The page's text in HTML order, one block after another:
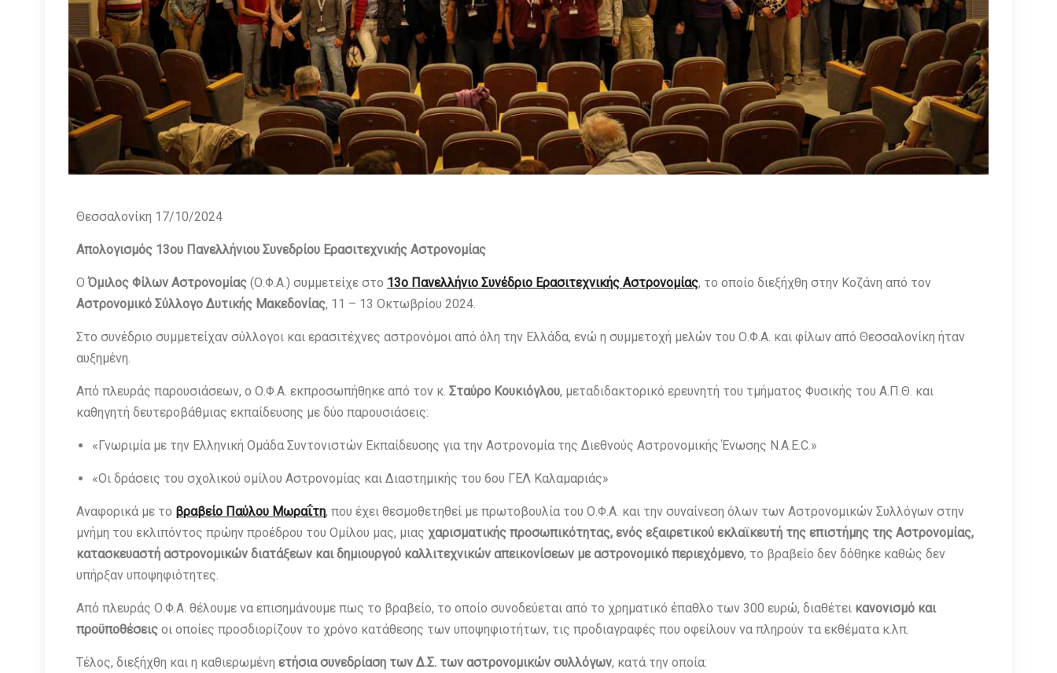
Θεσσαλονίκη 17/10/2024
Απολογισμός 13ου Πανελλήνιου Συνεδρίου Ερασιτεχνικής Αστρονομίας
Ο Όμιλος Φίλων Αστρονομίας (Ο.Φ.Α.) συμμετείχε στο 13ο Πανελλήνιο Συνέδριο Ερασιτεχνικής Αστρονομίας, το οποίο διεξήχθη στην Κοζάνη από τον
Αστρονομικό Σύλλογο Δυτικής Μακεδονίας, 11 – 13 Οκτωβρίου 2024.
Στο συνέδριο συμμετείχαν σύλλογοι και ερασιτέχνες αστρονόμοι από όλη την Ελλάδα, ενώ η συμμετοχή μελών του Ο.Φ.Α. και φίλων από Θεσσαλονίκη ήταν
αυξημένη.
Από πλευράς παρουσιάσεων, ο Ο.Φ.Α. εκπροσωπήθηκε από τον κ. Σταύρο Κουκιόγλου, μεταδιδακτορικό ερευνητή του τμήματος Φυσικής του Α.Π.Θ. και
καθηγητή δευτεροβάθμιας εκπαίδευσης με δύο παρουσιάσεις:
«Γνωριμία με την Ελληνική Ομάδα Συντονιστών Εκπαίδευσης για την Αστρονομία της Διεθνούς Αστρονομικής Ένωσης N.A.E.C.»
«Οι δράσεις του σχολικού ομίλου Αστρονομίας και Διαστημικής του 6ου ΓΕΛ Καλαμαριάς»
Αναφορικά με το βραβείο Παύλου Μωραΐτη, που έχει θεσμοθετηθεί με πρωτοβουλία του Ο.Φ.Α. και την συναίνεση όλων των Αστρονομικών Συλλόγων στην
μνήμη του εκλιπόντος πρώην προέδρου του Ομίλου μας, μιας χαρισματικής προσωπικότητας, ενός εξαιρετικού εκλαϊκευτή της επιστήμης της Αστρονομίας,
κατασκευαστή αστρονομικών διατάξεων και δημιουργού καλλιτεχνικών απεικονίσεων με αστρονομικό περιεχόμενο, το βραβείο δεν δόθηκε καθώς δεν
υπήρξαν υποψηφιότητες.
Από πλευράς Ο.Φ.Α. θέλουμε να επισημάνουμε πως το βραβείο, το οποίο συνοδεύεται από το χρηματικό έπαθλο των 300 ευρώ, διαθέτει κανονισμό και
προϋποθέσεις οι οποίες προσδιορίζουν το χρόνο κατάθεσης των υποψηφιοτήτων, τις προδιαγραφές που οφείλουν να πληρούν τα εκθέματα κ.λπ.
Τέλος, διεξήχθη και η καθιερωμένη ετήσια συνεδρίαση των Δ.Σ. των αστρονομικών συλλόγων, κατά την οποία: